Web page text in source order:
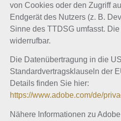
von Cookies oder den Zugriff
Endgerät des Nutzers (z. B.
Sinne des TTDSG umfasst.
widerrufbar.
Die Datenübertragung in die
Standardvertragsklauseln der
Details finden Sie hier:
https://www.adobe.com/de/
Nähere Informationen zu